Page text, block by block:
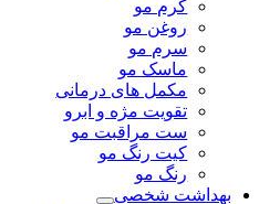
کرم مو
روغن مو
سرم مو
ماسک مو
مکمل های درمانی
تقویت مژه و ابرو
ست مراقبت مو
کیت رنگ مو
رنگ مو
بهداشت شخصی